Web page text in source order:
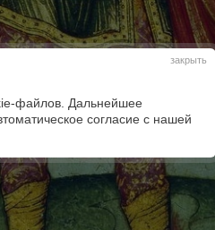
закрыть
файлов. Дальнейшее
согласие с нашей